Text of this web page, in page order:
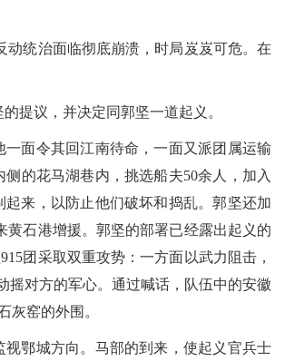
统治面临彻底崩溃，时局岌岌可危。在
提议，并决定同郭坚一道起义。
面令其回江南待命，一面又派团属运输
的花马湖巷内，挑选船夫50余人，加入
来，以防止他们破坏和捣乱。郭坚还加
石港增援。郭坚的部署已经露出起义的
团采取双重攻势：一方面以武力阻击，
摇对方的军心。通过喊话，队伍中的安徽
灰窑的外围。
鄂城方向。马部的到来，使起义官兵士